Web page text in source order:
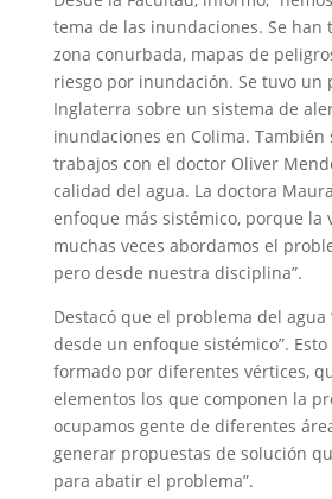
tema de las inundaciones. Se han
zona conurbada, mapas de
riesgo por inundación. Se tuvo un
Inglaterra sobre un sistema de
inundaciones en Colima. También
trabajos con el doctor Oliver
calidad del agua. La doctora
enfoque más sistémico, porque la
muchas veces abordamos el
pero desde nuestra disciplina”.
Destacó que el problema del agua
desde un enfoque sistémico”. Esto
formado por diferentes vértices,
elementos los que componen la
ocupamos gente de diferentes
generar propuestas de solución
para abatir el problema”.